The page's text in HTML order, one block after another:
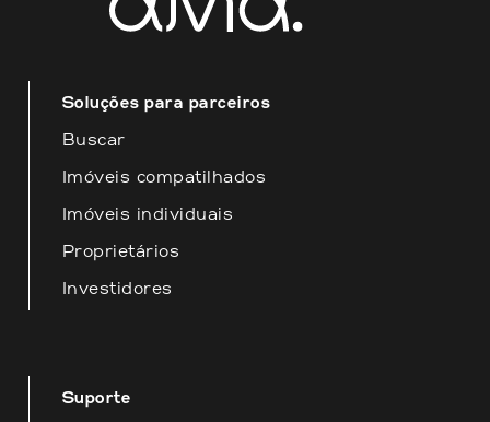
disposição para fornecer o melhor
atendimento possível.
Soluções para parceiros
Buscar
Imóveis compatilhados
Imóveis individuais
Proprietários
Investidores
Suporte